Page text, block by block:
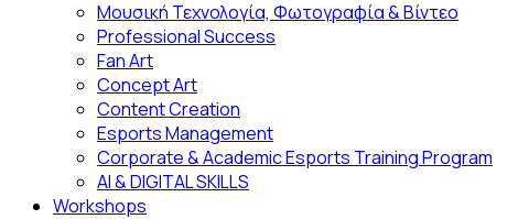
Μουσική Τεχνολογία, Φωτογραφία & Βίντεο
Professional Success
Fan Αrt
Concept Art
Content Creation
Esports Management
Corporate & Academic Esports Training Program
AI & DIGITAL SKILLS
Workshops